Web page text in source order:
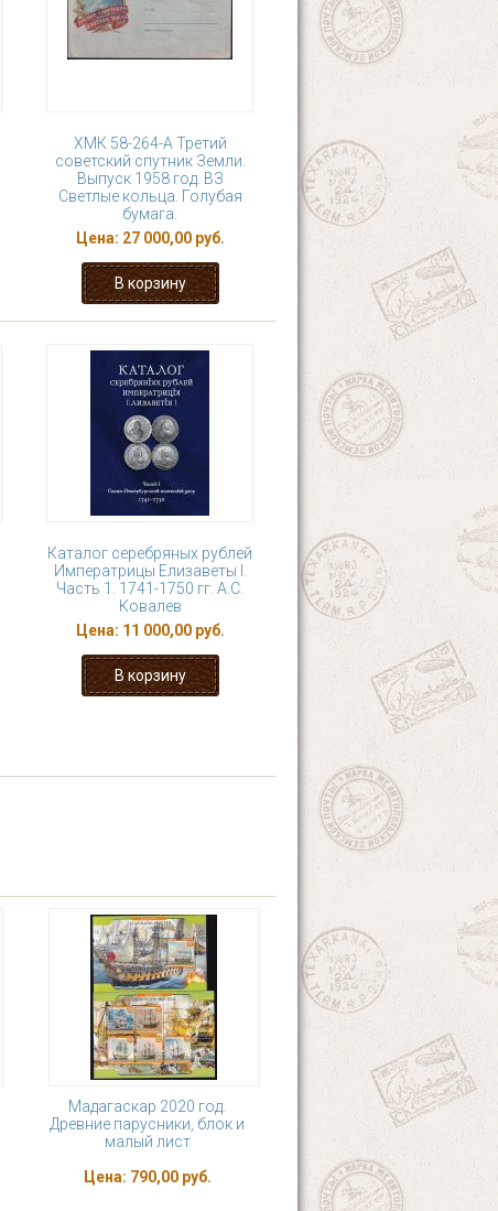
ХМК 58-264-А Третий
советский спутник Земли.
Выпуск 1958 год. ВЗ
Светлые кольца. Голубая
бумага.
Цена: 27 000,00 руб.
Каталог серебряных рублей
Императрицы Елизаветы I.
Часть 1. 1741-1750 гг. А.С.
Ковалев
Цена: 11 000,00 руб.
Мадагаскар 2020 год.
Древние парусники, блок и
малый лист
Цена: 790,00 руб.